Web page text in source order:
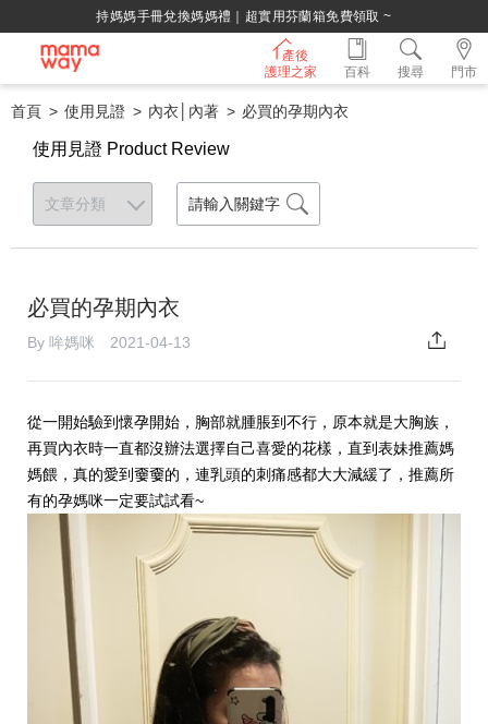
持媽媽手冊兌換媽媽禮｜超實用芬蘭箱免費領取 ~
產後
護理之家
門市
百科 搜尋
首頁 使用見證 內衣│內著 必買的孕期內衣
使用見證 Product Review
必買的孕期內衣
By 哞媽咪 2021-04-13
從一開始驗到懷孕開始，胸部就腫脹到不行，原本就是大胸族，
再買內衣時一直都沒辦法選擇自己喜愛的花樣，直到表妹推薦媽
媽餵，真的愛到嫑嫑的，連乳頭的刺痛感都大大減緩了，推薦所
有的孕媽咪一定要試試看~